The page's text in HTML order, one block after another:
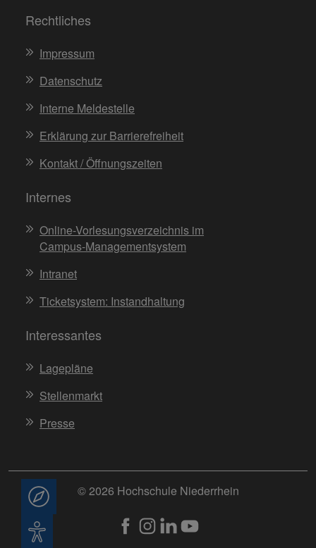
Rechtliches
Impressum
Datenschutz
Interne Meldestelle
Erklärung zur Barrierefreiheit
Kontakt / Öffnungszeiten
Internes
Online-Vorlesungsverzeichnis im
Campus-Managementsystem
Intranet
Ticketsystem: Instandhaltung
Interessantes
Lagepläne
Stellenmarkt
Presse
© 2026 Hochschule Niederrhein
Beratung
Barrierefreiheit